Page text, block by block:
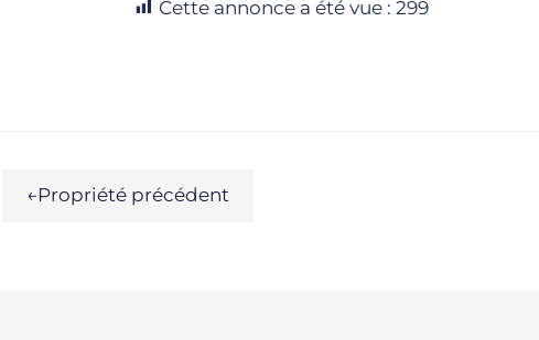
Cette annonce a été vue : 299
←Propriété précédent